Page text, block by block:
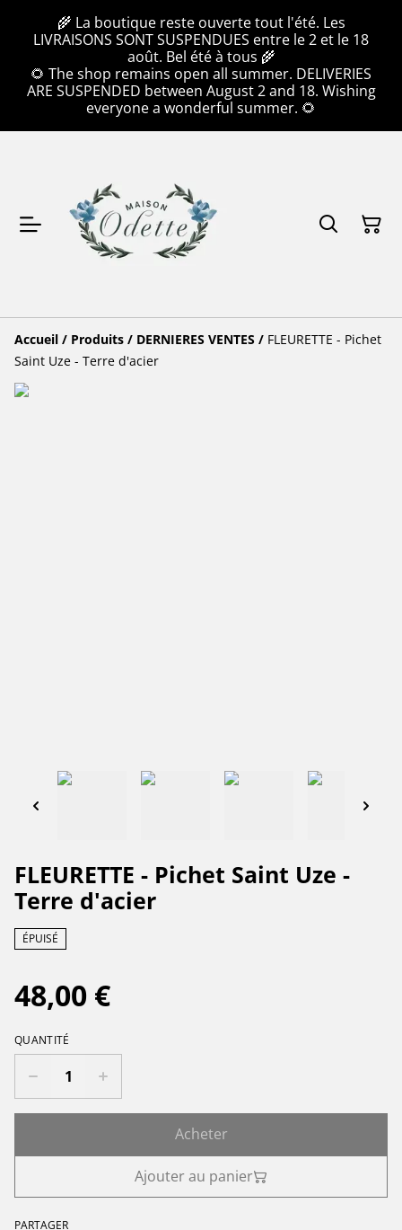
🌾 La boutique reste ouverte tout l'été. Les
LIVRAISONS SONT SUSPENDUES entre le 2 et le 18
août. Bel été à tous 🌾
🌻 The shop remains open all summer. DELIVERIES
ARE SUSPENDED between August 2 and 18. Wishing
everyone a wonderful summer. 🌻
Accueil / Produits / DERNIERES VENTES / FLEURETTE - Pichet
Saint Uze - Terre d'acier
FLEURETTE - Pichet Saint Uze -
Terre d'acier
ÉPUISÉ
48,00 €
QUANTITÉ
Acheter
Ajouter au panier
PARTAGER